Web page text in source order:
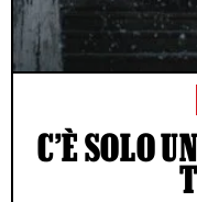
C’È SOLO